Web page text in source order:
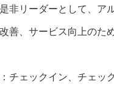
非リーダーとして、ア
善、サービス向上のた
チェックイン、チェッ